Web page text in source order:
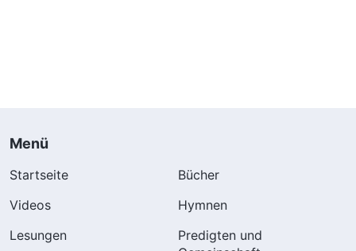
Menü
Startseite
Bücher
Videos
Hymnen
Lesungen
Predigten und